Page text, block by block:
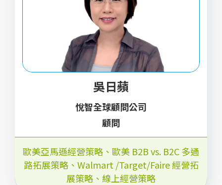
吳日蘋
悅智全球顧問公司
顧問
歐美亞馬遜經營策略、歐美 B2B vs. B2C 多通
路拓展策略、Walmart /Target/Faire 經營拓
展策略、線上經營策略